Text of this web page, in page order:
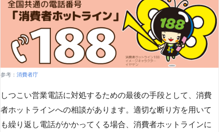
参考： 消費者庁
しつこい営業電話に対処するための最後の手段として、消費
者ホットラインへの相談があります。適切な断り方を用いて
も繰り返し電話がかかってくる場合、消費者ホットラインに